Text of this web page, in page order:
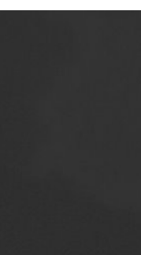
1997, nr
1997, nr
1997, nr